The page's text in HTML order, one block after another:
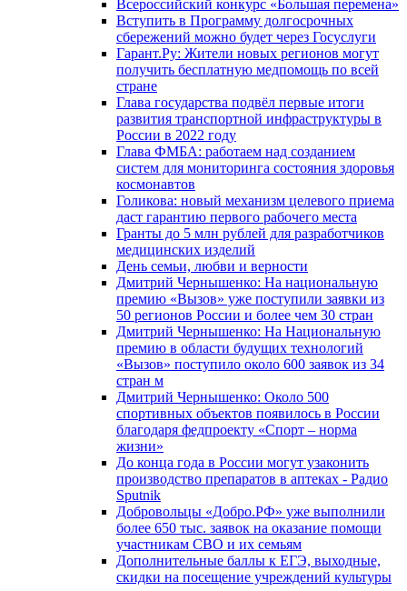
Всероссийский конкурс «Большая перемена»
Вступить в Программу долгосрочных
сбережений можно будет через Госуслуги
Гарант.Ру: Жители новых регионов могут
получить бесплатную медпомощь по всей
стране
Глава государства подвёл первые итоги
развития транспортной инфраструктуры в
России в 2022 году
Глава ФМБА: работаем над созданием
систем для мониторинга состояния здоровья
космонавтов
Голикова: новый механизм целевого приема
даст гарантию первого рабочего места
Гранты до 5 млн рублей для разработчиков
медицинских изделий
День семьи, любви и верности
Дмитрий Чернышенко: На национальную
премию «Вызов» уже поступили заявки из
50 регионов России и более чем 30 стран
Дмитрий Чернышенко: На Национальную
премию в области будущих технологий
«Вызов» поступило около 600 заявок из 34
стран м
Дмитрий Чернышенко: Около 500
спортивных объектов появилось в России
благодаря федпроекту «Спорт – норма
жизни»
До конца года в России могут узаконить
производство препаратов в аптеках - Радио
Sputnik
Добровольцы «Добро.РФ» уже выполнили
более 650 тыс. заявок на оказание помощи
участникам СВО и их семьям
Дополнительные баллы к ЕГЭ, выходные,
скидки на посещение учреждений культуры